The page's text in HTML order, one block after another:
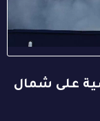
على شمال